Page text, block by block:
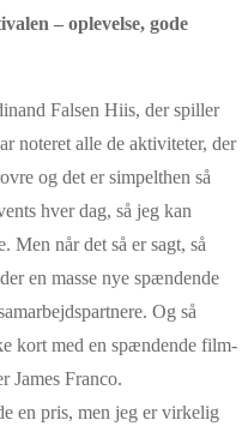
– oplevelse, gode
Falsen Hiis, der spiller
noteret alle de aktiviteter, der
og det er simpelthen så
hver dag, så jeg kan
Men når det så er sagt, så
en masse nye spændende
Og så
kort med en spændende film-
James Franco.
en pris, men jeg er virkelig